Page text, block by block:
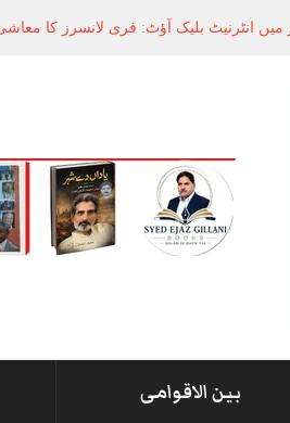
میں انٹرنیٹ بلیک آؤٹ: فری لانسرز کا
بین الاقوامی